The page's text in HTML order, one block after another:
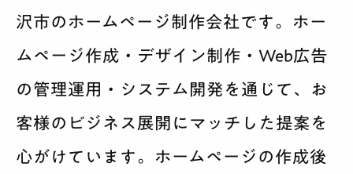
沢市のホームページ制作会社です。ホー
ムページ作成・デザイン制作・Web広告
の管理運用・システム開発を通じて、お
客様のビジネス展開にマッチした提案を
心がけています。ホームページの作成後